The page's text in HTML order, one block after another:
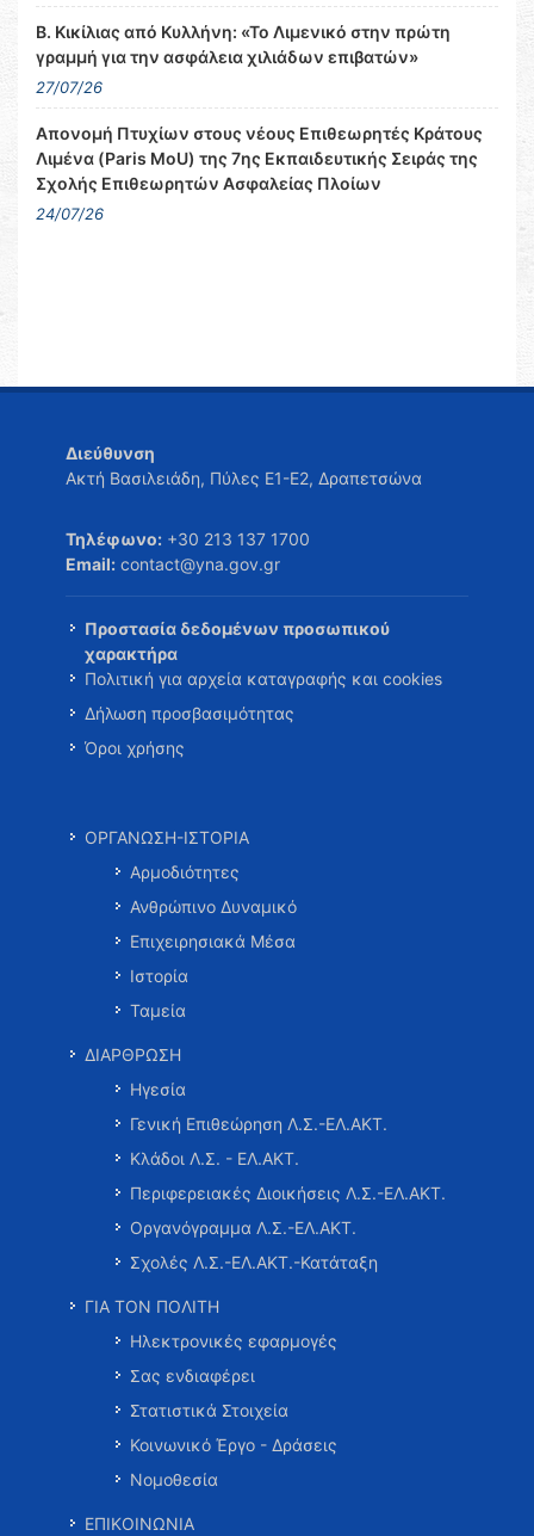
Β. Κικίλιας από Κυλλήνη: «Το Λιμενικό στην πρώτη
γραμμή για την ασφάλεια χιλιάδων επιβατών»
27/07/26
Απονομή Πτυχίων στους νέους Επιθεωρητές Κράτους
Λιμένα (Paris MoU) της 7ης Εκπαιδευτικής Σειράς της
Σχολής Επιθεωρητών Ασφαλείας Πλοίων
24/07/26
Διεύθυνση
Ακτή Βασιλειάδη, Πύλες Ε1-Ε2, Δραπετσώνα
Τηλέφωνο: +30 213 137 1700
Email: contact@yna.gov.gr
Προστασία δεδομένων προσωπικού
χαρακτήρα
Πολιτική για αρχεία καταγραφής και cookies
Δήλωση προσβασιμότητας
Όροι χρήσης
ΟΡΓΑΝΩΣΗ-ΙΣΤΟΡΙΑ
Αρμοδιότητες
Ανθρώπινο Δυναμικό
Επιχειρησιακά Μέσα
Ιστορία
Ταμεία
ΔΙΑΡΘΡΩΣΗ
Ηγεσία
Γενική Επιθεώρηση Λ.Σ.-ΕΛ.ΑΚΤ.
Κλάδοι Λ.Σ. - ΕΛ.ΑΚΤ.
Περιφερειακές Διοικήσεις Λ.Σ.-ΕΛ.ΑΚΤ.
Οργανόγραμμα Λ.Σ.-ΕΛ.ΑΚΤ.
Σχολές Λ.Σ.-ΕΛ.ΑΚΤ.-Κατάταξη
ΓΙΑ ΤΟΝ ΠΟΛΙΤΗ
Ηλεκτρονικές εφαρμογές
Σας ενδιαφέρει
Στατιστικά Στοιχεία
Κοινωνικό Έργο - Δράσεις
Νομοθεσία
ΕΠΙΚΟΙΝΩΝΙΑ